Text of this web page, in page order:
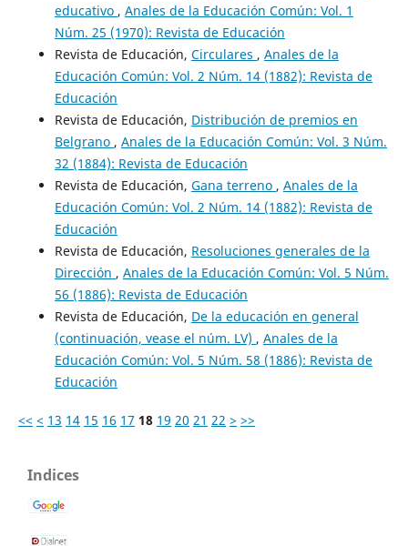
educativo , Anales de la Educación Común: Vol. 1
Núm. 25 (1970): Revista de Educación
Revista de Educación, Circulares , Anales de la
Educación Común: Vol. 2 Núm. 14 (1882): Revista de
Educación
Revista de Educación, Distribución de premios en
Belgrano , Anales de la Educación Común: Vol. 3 Núm.
32 (1884): Revista de Educación
Revista de Educación, Gana terreno , Anales de la
Educación Común: Vol. 2 Núm. 14 (1882): Revista de
Educación
Revista de Educación, Resoluciones generales de la
Dirección , Anales de la Educación Común: Vol. 5 Núm.
56 (1886): Revista de Educación
Revista de Educación, De la educación en general
(continuación, vease el núm. LV) , Anales de la
Educación Común: Vol. 5 Núm. 58 (1886): Revista de
Educación
<< < 13 14 15 16 17 18 19 20 21 22 > >>
Indices